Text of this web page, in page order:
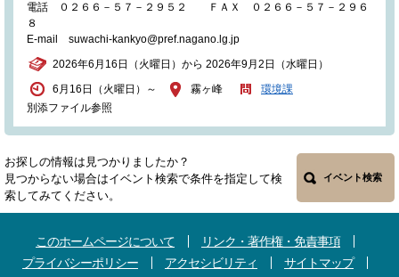
電話 ０２６６－５７－２９５２ ＦＡＸ ０２６６－５７－２９６
８
E-mail suwachi-kankyo@pref.nagano.lg.jp
2026年6月16日（火曜日）から 2026年9月2日（水曜日）
6月16日（火曜日）～
別添ファイル参照
霧ヶ峰 環境課
お探しの情報は見つかりましたか？
見つからない場合はイベント検索で条件を指定して検
索してみてください。
イベント検索
このホームページについて
リンク・著作権・免責事項
プライバシーポリシー
アクセシビリティ
サイトマップ